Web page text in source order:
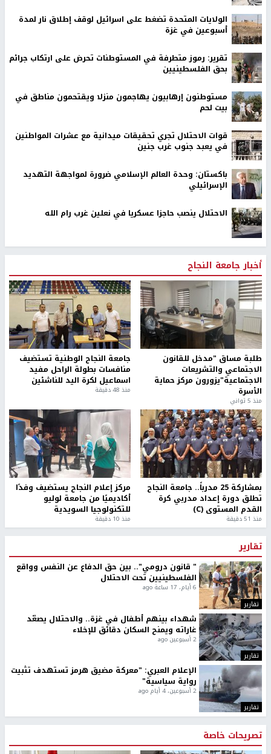
الولايات المتحدة تضغط على اسرائيل لوقف إطلاق نار لمدة
أسبوعين في غزة
تقرير: رموز متطرفة في المستوطنات تحرض على ارتكاب جرائم
بحق الفلسطينيين
مستوطنون إرهابيون يهاجمون منزلا ويقتحمون مناطق في
بيت لحم
قوات الاحتلال تجري تحقيقات ميدانية مع عشرات المواطنين
في يعبد جنوب غرب جنين
باكستان: وحدة العالم الإسلامي ضرورة لمواجهة التهديد
الإسرائيلي
الاحتلال ينصب حاجزا عسكريا في نعلين غرب رام الله
أخبار جامعة النجاح
طلبة مساق "مدخل للقانون
الاجتماعي والتشريعات
الاجتماعية"يزورون مركز حماية
الأسرة
منذ 5 ثواني
جامعة النجاح الوطنية تستضيف
منافسات بطولة الراحل مفيد
اسماعيل لكرة اليد للناشئين
منذ 48 دقيقة
بمشاركة 25 مدرباً.. جامعة النجاح
تطلق دورة إعداد مدربي كرة
القدم المستوى (C)
منذ 51 دقيقة
مركز إعلام النجاح يستضيف وفدًا
أكاديميًا من جامعة لوليو
للتكنولوجيا السويدية
منذ 10 دقيقة
تقارير
تقارير
" قانون درومي".. بين حق الدفاع عن النفس وواقع
الفلسطينيين تحت الاحتلال
6 أيام، 17 ساعة ago
تقارير
شهداء بينهم أطفال في غزة.. والاحتلال يصعّد
غاراته ويمنح السكان دقائق للإخلاء
2 أسبوعين ago
تقارير
الإعلام العبري: "معركة مضيق هرمز تستهدف تثبيت
رواية سياسية"
2 أسبوعين، 4 أيام ago
تصريحات خاصة